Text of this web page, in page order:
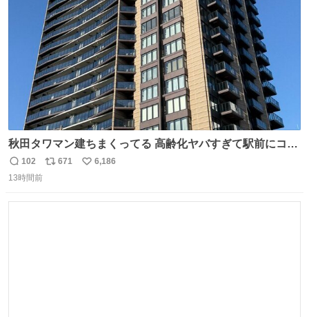
年熊本地震 #福岡県警察
秋田タワマン建ちまくってる 高齢化ヤバすぎて駅前にコン
パクトシティつくって高齢者を住ませる考えらしい 病院も
全部駅前にある
返
信
102
リ
671
い
6,186
13時間前